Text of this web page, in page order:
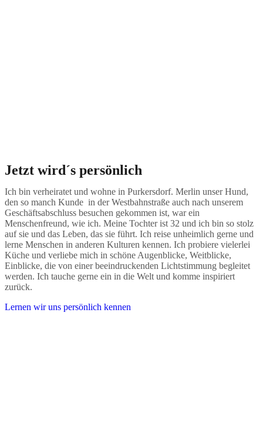
Jetzt wird´s persönlich
Ich bin verheiratet und wohne in Purkersdorf. Merlin unser Hund,
den so manch Kunde in der Westbahnstraße auch nach unserem
Geschäftsabschluss besuchen gekommen ist, war ein
Menschenfreund, wie ich. Meine Tochter ist 32 und ich bin so stolz
auf sie und das Leben, das sie führt. Ich reise unheimlich gerne und
lerne Menschen in anderen Kulturen kennen. Ich probiere vielerlei
Küche und verliebe mich in schöne Augenblicke, Weitblicke,
Einblicke, die von einer beeindruckenden Lichtstimmung begleitet
werden. Ich tauche gerne ein in die Welt und komme inspiriert
zurück.
Lernen wir uns persönlich kennen